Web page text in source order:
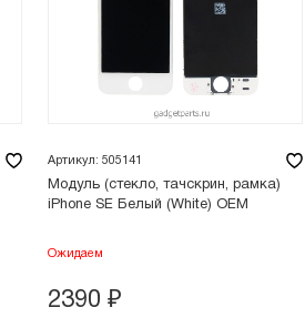
Артикул: 505141
Модуль (стекло, тачскрин, рамка)
iPhone SE Белый (White) OEM
Ожидаем
2390 ₽